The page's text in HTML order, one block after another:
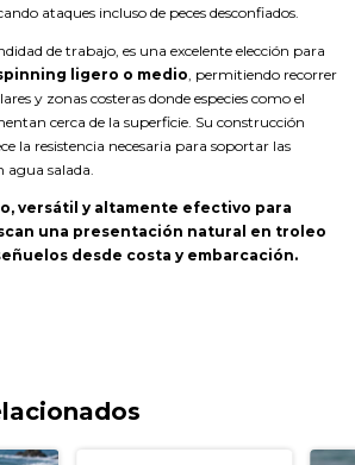
ataques incluso de peces desconfiados.
de trabajo, es una excelente elección para
ligero o medio, permitiendo recorrer
y zonas costeras donde especies como el
cerca de la superficie. Su construcción
la resistencia necesaria para soportar las
agua salada.
versátil y altamente efectivo para
una presentación natural en troleo
desde costa y embarcación.